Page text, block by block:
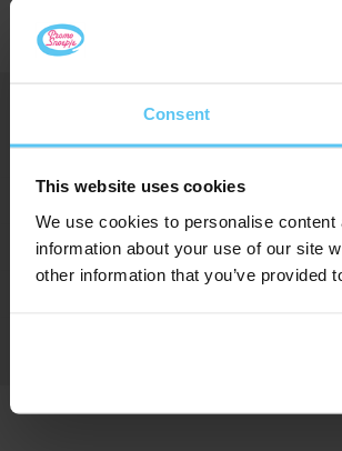
Consent
This website uses cookies
We use cookies to personalise
information about your use of our site
other information that you’ve provided